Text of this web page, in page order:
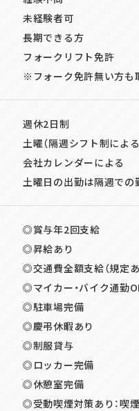
未経験者可
長期できる方
フォークリフト免許
※フォーク免許無い方も
週休2日制
土曜（隔週シフト制による
会社カレンダーによる
土曜日の出勤は隔週での
◎賞与年2回支給
◎昇給あり
◎交通費全額支給（規定あ
◎マイカー・バイク通勤
◎駐車場完備
◎慶弔休暇あり
◎制服貸与
◎ロッカー完備
◎休憩室完備
◎受動喫煙対策あり：喫